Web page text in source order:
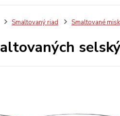
Smaltovaný riad Smaltované